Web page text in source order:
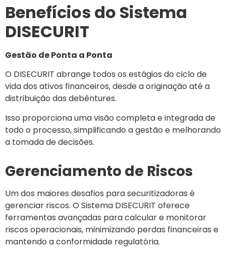
Benefícios do Sistema
DISECURIT
Gestão de Ponta a Ponta
O DISECURIT abrange todos os estágios do ciclo de
vida dos ativos financeiros, desde a originação até a
distribuição das debêntures.
Isso proporciona uma visão completa e integrada de
todo o processo, simplificando a gestão e melhorando
a tomada de decisões.
Gerenciamento de Riscos
Um dos maiores desafios para securitizadoras é
gerenciar riscos. O Sistema DISECURIT oferece
ferramentas avançadas para calcular e monitorar
riscos operacionais, minimizando perdas financeiras e
mantendo a conformidade regulatória.